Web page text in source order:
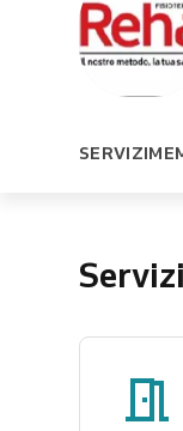
SERVIZI
Servizi